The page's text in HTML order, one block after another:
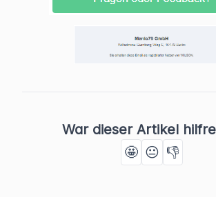
War dieser Artikel
🤩 😐 👎